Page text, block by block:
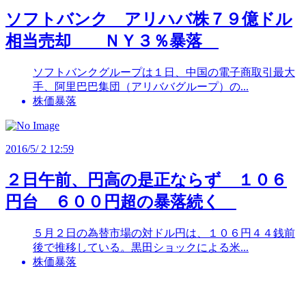
ソフトバンク アリハバ株７９億ドル
相当売却 ＮＹ３％暴落
ソフトバンクグループは１日、中国の電子商取引最大
手、阿里巴巴集団（アリババグループ）の...
株価暴落
2016/5/ 2 12:59
２日午前、円高の是正ならず １０６
円台 ６００円超の暴落続く
５月２日の為替市場の対ドル円は、１０６円４４銭前
後で推移している。黒田ショックによる米...
株価暴落